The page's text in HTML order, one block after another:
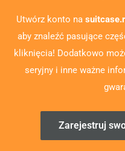
Utwórz konto na
aby znaleźć pasujące
kliknięcia! Dodatkowo
seryjny i inne ważne
Zarejestruj